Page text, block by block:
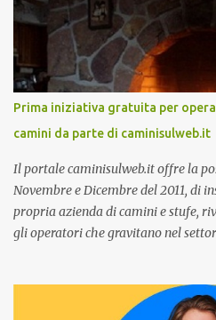
14:30 con Cristina Parigi, Country
terrà una presentazione dal titolo:”
Customer care omnicanale: come
clienti ”. I punti che verranno
stato dell’arte e i punti di
comunicazione e quali utilizzare in
previsioni da oggi al 2030 su come
c...
Prima iniziativa gratuita per
camini da parte di caminisulweb.it
Il portale caminisulweb.it offre la
Novembre e Dicembre del 2011, di
propria azienda di camini e stufe,
gli operatori che gravitano nel
impianti di riscaldamento, stufe e